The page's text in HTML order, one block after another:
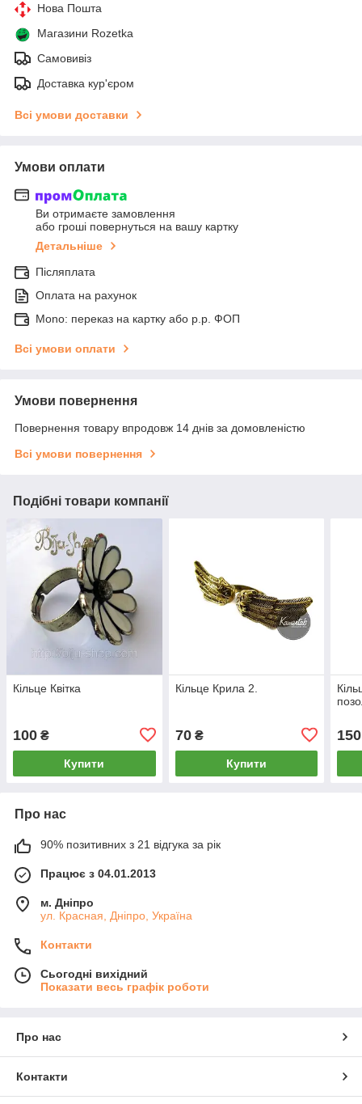
Нова Пошта
Магазини Rozetka
Самовивіз
Доставка кур'єром
Всі умови доставки
Умови оплати
Ви отримаєте замовлення
або гроші повернуться на вашу картку
Детальніше
Післяплата
Оплата на рахунок
Mono: переказ на картку або р.р. ФОП
Всі умови оплати
Умови повернення
Повернення товару впродовж 14 днів за домовленістю
Всі умови повернення
Подібні товари компанії
Кільце Квітка
100 ₴
Купити
Кільце Крила 2.
70₴
Купити
150
Про нас
90% позитивних з 21 відгука за рік
Працює з 04.01.2013
м. Дніпро
ул. Красная, Дніпро, Україна
Контакти
Сьогодні вихідний
Показати весь графік роботи
Про нас
Контакти